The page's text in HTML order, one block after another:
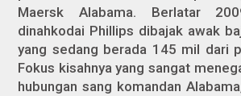
Maersk Alabama. Berlatar
dinahkodai Phillips dibajak awak
yang sedang berada 145 mil dari
Fokus kisahnya yang sangat
hubungan sang komandan